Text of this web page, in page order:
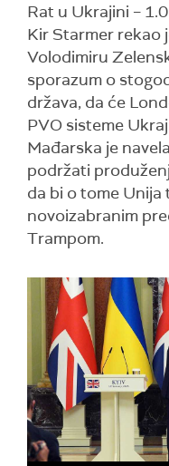
Rat u Ukrajini –
Kir Starmer rekao
Volodimiru
sporazum o
država, da će
PVO sisteme
Mađarska je
podržati
da bi o tome
novoizabranim
Trampom.